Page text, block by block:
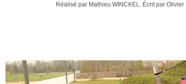
Réalisé par Mathieu WINCKEL. Écrit par